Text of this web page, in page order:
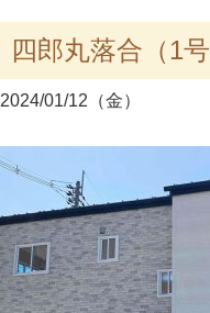
四郎丸落合（1
2024/01/12（金）